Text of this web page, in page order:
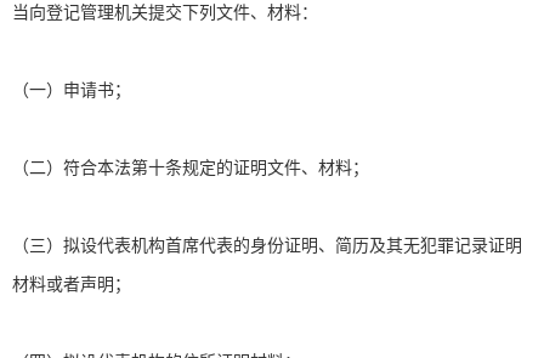
当向登记管理机关提交下列文件、材料：
（一）申请书；
（二）符合本法第十条规定的证明文件、材料；
（三）拟设代表机构首席代表的身份证明、简历及其无犯罪记录证明
材料或者声明；